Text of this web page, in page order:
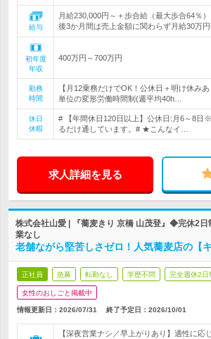
給与
月給230,000円～＋歩合給（最大歩合64％
後3か月間は売上金額に関わらず月給30万
初年度
年収
400万円～700万円
勤務
時間
【月12乗務だけでOK！公休日＋明け休み
単位の変形労働時間制(週平均40h…
休日
休暇
# 【年間休日120日以上】公休日:月6～8日
るだけ通しています。# ★こんなイ…
求人詳細を見る
株式会社山愛 | 『蕎麦きり 京橋 山茂登』◆完休2
業なし
老舗ながら堅苦しさゼロ！人気蕎麦店の【
正社員 急募 転勤なし 学歴不問 完全週休2日
女性のおしごと掲載中
情報更新日：2026/07/31 終了予定日： 2026/10/01
【深夜営業ナシ／早上がりあり】適性に応